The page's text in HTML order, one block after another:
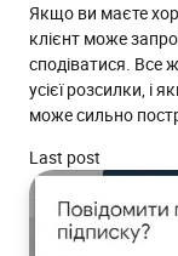
Якщо ви маєте
клієнт може
сподіватися. Все
усієї розсилки, і
може сильно
Last post